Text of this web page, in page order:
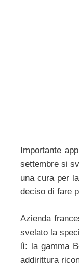
Importante
settembre si
una cura per
deciso di fare
Azienda
svelato la
lì: la gamma
addirittura